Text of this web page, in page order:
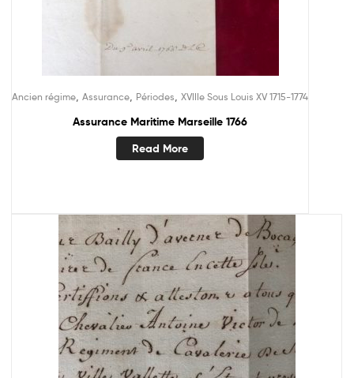
Ancien régime Assurance Périodes XVIIIe Sous Louis XV 1715-1774
Assurance Maritime Marseille 1766
Read More